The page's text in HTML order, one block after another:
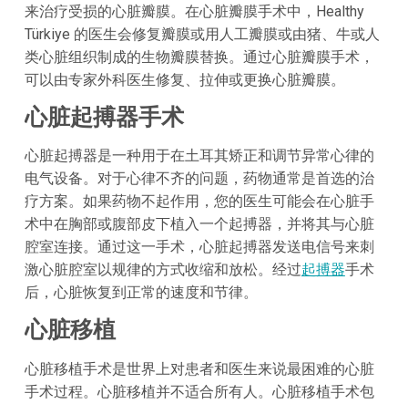
来治疗受损的心脏瓣膜。在心脏瓣膜手术中，Healthy
Türkiye 的医生会修复瓣膜或用人工瓣膜或由猪、牛或人
类心脏组织制成的生物瓣膜替换。通过心脏瓣膜手术，
可以由专家外科医生修复、拉伸或更换心脏瓣膜。
心脏起搏器手术
心脏起搏器是一种用于在土耳其矫正和调节异常心律的
电气设备。对于心律不齐的问题，药物通常是首选的治
疗方案。如果药物不起作用，您的医生可能会在心脏手
术中在胸部或腹部皮下植入一个起搏器，并将其与心脏
腔室连接。通过这一手术，心脏起搏器发送电信号来刺
激心脏腔室以规律的方式收缩和放松。经过起搏器手术
后，心脏恢复到正常的速度和节律。
心脏移植
心脏移植手术是世界上对患者和医生来说最困难的心脏
手术过程。心脏移植并不适合所有人。心脏移植手术包